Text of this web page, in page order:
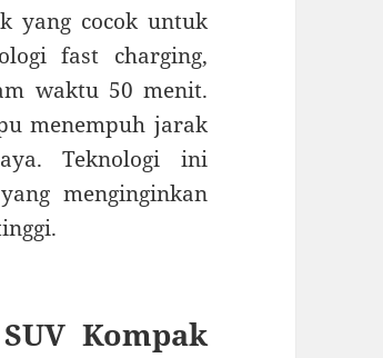
yang cocok untuk
fast charging,
waktu 50 menit.
menempuh jarak
Teknologi ini
menginginkan
Kompak